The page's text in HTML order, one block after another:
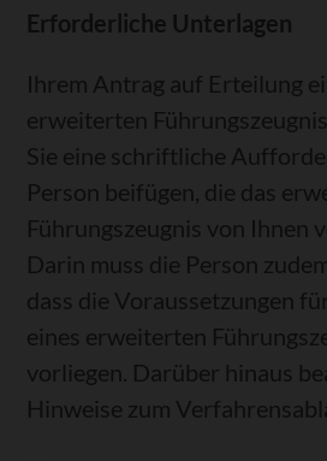
Erforderliche Unterlagen
Ihrem Antrag auf Erteilung
erweiterten
Sie eine schriftliche
Person beifügen, die das
Führungszeugnis von Ihnen
Darin muss die Person
dass die Voraussetzungen
eines erweiterten
vorliegen. Darüber hinaus
Hinweise zum